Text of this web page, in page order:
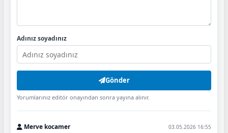
Adınız soyadınız
Gönder
Yorumlarınız editör onayından sonra yayına alınır.
Merve kocamer 03.05.2026 16:55